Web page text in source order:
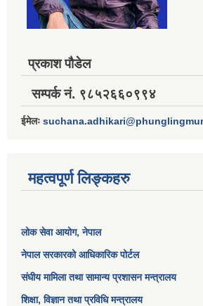
प्रकाश पौडेल
सम्पर्क नं. ९८५२६६०९९४
ईमेलः
महत्वपूर्ण लिङ्कहरु
लोक सेवा आयोग, नेपाल
नेपाल सरकारको आधिकारिक पोर्टल
संघीय मामिला तथा सामान्य प्रशासन मन्त्रालय
शिक्षा, विज्ञान तथा प्रविधि मन्त्रालय